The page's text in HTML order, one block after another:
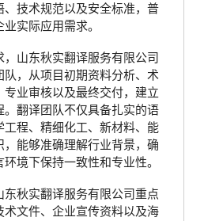
技术规范以及安全标准，普
实际应用需求。
山东秋实翻译服务有限公司
，从项目初期资料分析、术
业审核以及最终交付，建立
。翻译团队不仅具备扎实的语
程、精细化工、新材料、能
能够准确理解行业背景，确
境下保持一致性和专业性。
秋实翻译服务有限公司重点
术文件、企业宣传资料以及海